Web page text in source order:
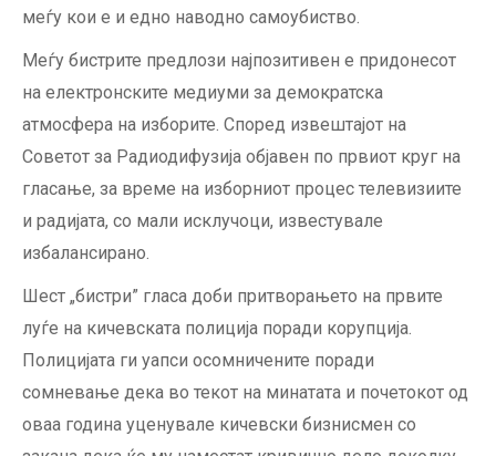
меѓу кои е и едно наводно самоубиство.
Меѓу бистрите предлози најпозитивен е придонесот
на електронските медиуми за демократска
атмосфера на изборите. Според извештајот на
Советот за Радиодифузија објавен по првиот круг на
гласање, за време на изборниот процес телевизиите
и радијата, со мали исклучоци, известувале
избалансирано.
Шест „бистри” гласа доби притворањето на првите
луѓе на кичевската полиција поради корупција.
Полицијата ги уапси осомничените поради
сомневање дека во текот на минатата и почетокот од
оваа година уценувале кичевски бизнисмен со